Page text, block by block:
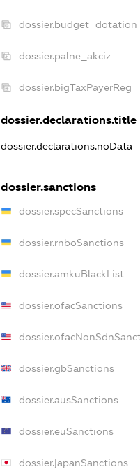
dossier.budget_dotation
dossier.palne_akciz
dossier.bigTaxPayerReg
dossier.declarations.title
dossier.declarations.noData
dossier.sanctions
dossier.specSanctions
dossier.rnboSanctions
dossier.amkuBlackList
dossier.ofacSanctions
dossier.gbSanctions
dossier.ausSanctions
dossier.euSanctions
dossier.japanSanctions